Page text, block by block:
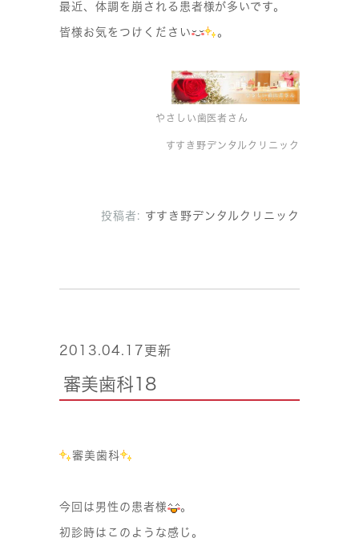
最近、体調を崩される患者様が多いです。
皆様お気をつけください 。
やさしい歯医者さん
すすき野デンタルクリニック
投稿者: すすき野デンタルクリニック
2013.04.17更新
審美歯科18
審美歯科
今回は男性の患者様 。
初診時はこのような感じ。